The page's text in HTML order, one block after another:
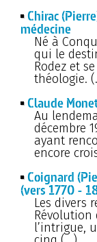
Chirac
médecine
Né à
qui le
Rodez et
théologie.
Claude
Au
décembre
ayant
encore
Coignard
(vers 1770 -
Les divers
Révolution
l’intrigue,